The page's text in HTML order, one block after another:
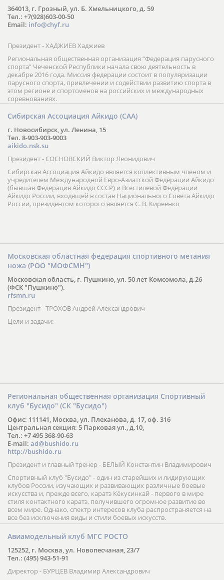
364013, г. Грозный, ул. Б. Хмельницкого, д. 59
Тел.: +7(928)603-00-50
Email: info@chyf.ru
Президент - ХАДЖИЕВ Хаджиев
Региональная общественная организация “Федерация парусного
спорта” Чеченской Республики начала свою деятельность в
декабре 2016 года. Миссия федерации состоит в популяризации
парусного спорта, привлечении и содействии развитию спорта в
этом регионе и спортсменов на российских и международных
соревнованиях.
Сибирская Ассоциация Айкидо (САА)
г. Новосибирск, ул. Ленина, 15
Тел. 8-903-903-9003
aikido.nsk.su
Президент - СОСНОВСКИЙ Виктор Леонидович
Сибирская Ассоциация Айкидо является коллективным членом и
учредителем Международной Евро-Азиатской Федерации Айкидо
(бывшая Федерация Айкидо СССР) и Всестилевой Федерации
Айкидо России, входящей в состав Национального Совета Айкидо
России, президентом которого является С. В. Киреенко
Московская областная федерация спортивного метания
ножа (РОО "МОФСМН")
Московская область, г. Пушкино, ул. 50 лет Комсомола, д.26
(ФСК "Пушкино").
rfsmn.ru
Президент - ТРОХОВ Андрей Александрович
Цели и задачи:
Региональная общественная организация Спортивный
клуб "Бусидо" (СК "Бусидо")
Офис: 111141, Москва, ул. Плеханова, д. 17, оф. 316
Центральная секция: 5 Парковая ул., д.10,
Тел.: +7 495 368-90-63
E-mail: ad@bushido.ru
http://bushido.ru
Президент и главный тренер - БЕЛЫЙ Константин Владимирович
Спортивный клуб "Бусидо" - один из старейших и лидирующих
клубов России, изучающих и развивающих различные боевые
искусства и, прежде всего, каратэ Кёкусинкай - первого в мире
стиля контактного каратэ, получившего огромное развитие во
всем мире. Однако, спектр интересов клуба распространяется на
все без исключения виды и стили боевых искусств.
Авиамодельный клуб МГС РОСТО
125252, г. Москва, ул. Новопесчаная, 23/7
Тел.: (495) 943-51-91
Директор - БУРЦЕВ Владимир Александрович